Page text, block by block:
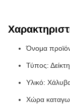
Όνομα
Τύπος:
Υλικό:
Χώρα